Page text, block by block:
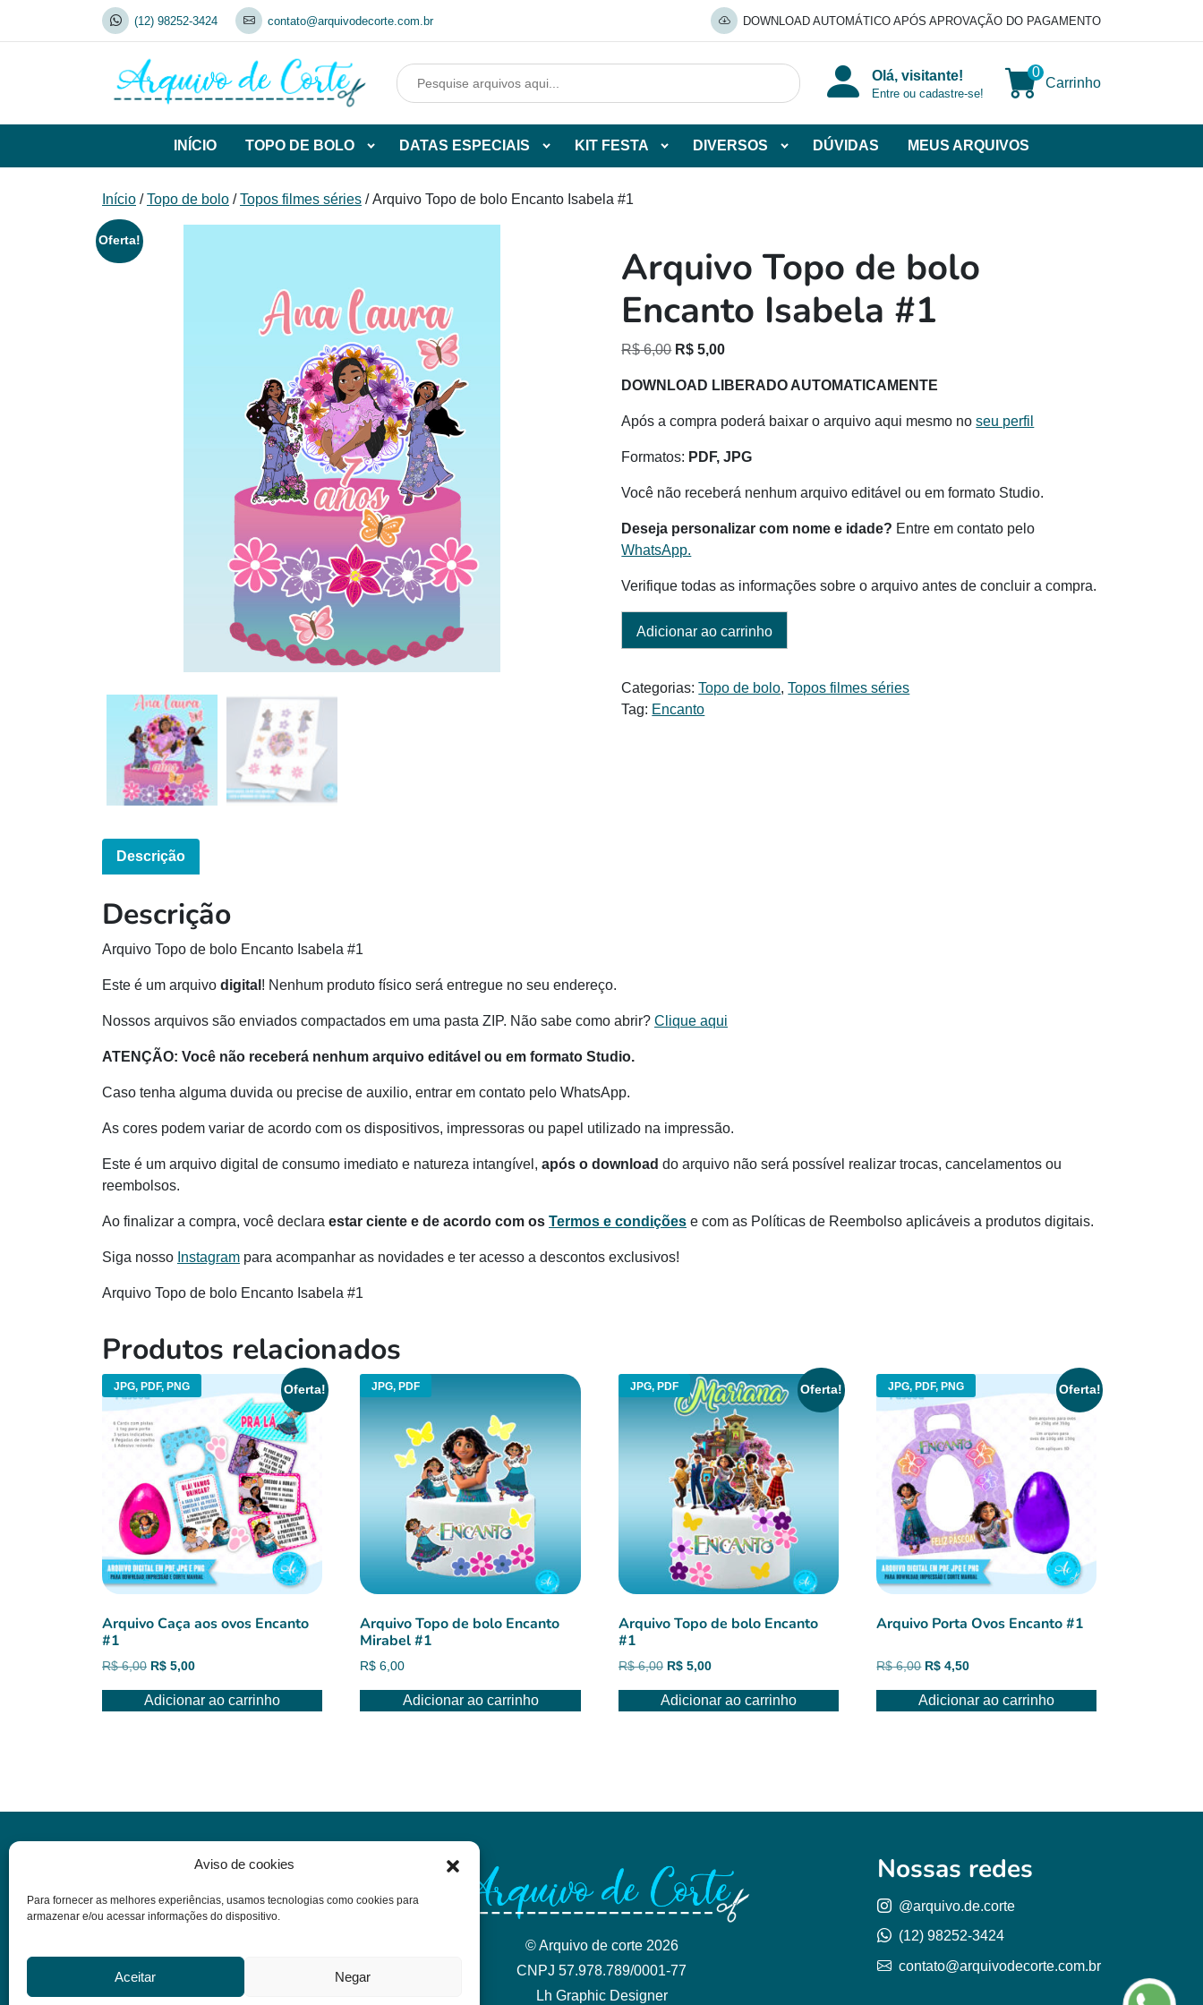
Aviso de cookies
Para fornecer as melhores experiências, usamos tecnologias como cookies para
armazenar e/ou acessar informações do dispositivo.
Aceitar Negar
(12) 98252-3424 contato@arquivodecorte.com.br DOWNLOAD AUTOMÁTICO APÓS APROVAÇÃO DO PAGAMENTO
Olá, visitante!
Entre ou cadastre-se!
0
Carrinho
INÍCIO TOPO DE BOLO
de
DATAS ESPECIAIS
de
KIT FESTA DIVERSOS DÚVIDAS MEUS ARQUIVOS
Início /Topo de bolo /Topos filmes séries / Arquivo Topo de bolo Encanto Isabela #1
Oferta!
Arquivo Topo de bolo
Encanto Isabela #1
R$6,00 O
original
R$ 5,00O
atual
DOWNLOAD LIBERADO AUTOMATICAMENTE
Após a compra poderá baixar o arquivo aqui mesmo noseu perfil
Formatos: PDF, JPG
Você não receberá nenhum arquivo editável ou em formato Studio.
Deseja personalizar com nome e idade? Entre em contato pelo
WhatsApp.
Verifique todas as informações sobre o arquivo antes de concluir a compra.
Adicionar ao carrinho
Categorias:Topo de bolo,Topos filmes séries
Tag: Encanto
Descrição
Descrição
Arquivo Topo de bolo Encanto Isabela #1
Este é um arquivo digital ! Nenhum produto físico será entregue no seu endereço.
Nossos arquivos são enviados compactados em uma pasta ZIP. Não sabe como abrir? Clique aqui
ATENÇÃO: Você não receberá nenhum arquivo editável ou em formato Studio.
Caso tenha alguma duvida ou precise de auxilio, entrar em contato pelo WhatsApp.
As cores podem variar de acordo com os dispositivos, impressoras ou papel utilizado na impressão.
Este é um arquivo digital de consumo imediato e natureza intangível, após o download do arquivo não será possível realizar trocas, cancelamentos ou
reembolsos.
Ao finalizar a compra, você declara estar ciente e de acordo com os Termos e condições e com as Políticas de Reembolso aplicáveis a produtos digitais.
Siga nosso Instagram para acompanhar as novidades e ter acesso a descontos exclusivos!
Arquivo Topo de bolo Encanto Isabela #1
Produtos relacionados
JPG, PDF, PNG Oferta!
Arquivo Caça aos ovos Encanto
#1
R$6,00 O
original
R$ 5,00O
atual
Adicionar ao carrinho
JPG, PDF
Arquivo Topo de bolo Encanto
Mirabel #1
R$ 6,00
Adicionar ao carrinho
JPG, PDF Oferta!
Arquivo Topo de bolo Encanto
#1
R$6,00 O
original
R$5,00O
atual
Adicionar ao carrinho
JPG, PDF, PNG Oferta!
Arquivo Porta Ovos Encanto #1
R$6,00 O
original
R$ 4,50O
atual
Adicionar ao carrinho
Informações
Dúvidas
Política de privacidade
© Arquivo de corte 2026
CNPJ 57.978.789/0001-77
Lh Graphic Designer
Nossas redes
@arquivo.de.corte
(12) 98252-3424
contato@arquivodecorte.com.br